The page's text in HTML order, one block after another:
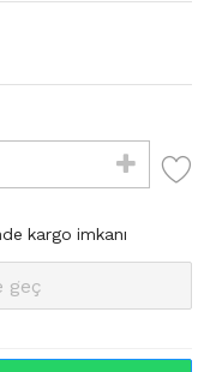
kargo imkanı
geç